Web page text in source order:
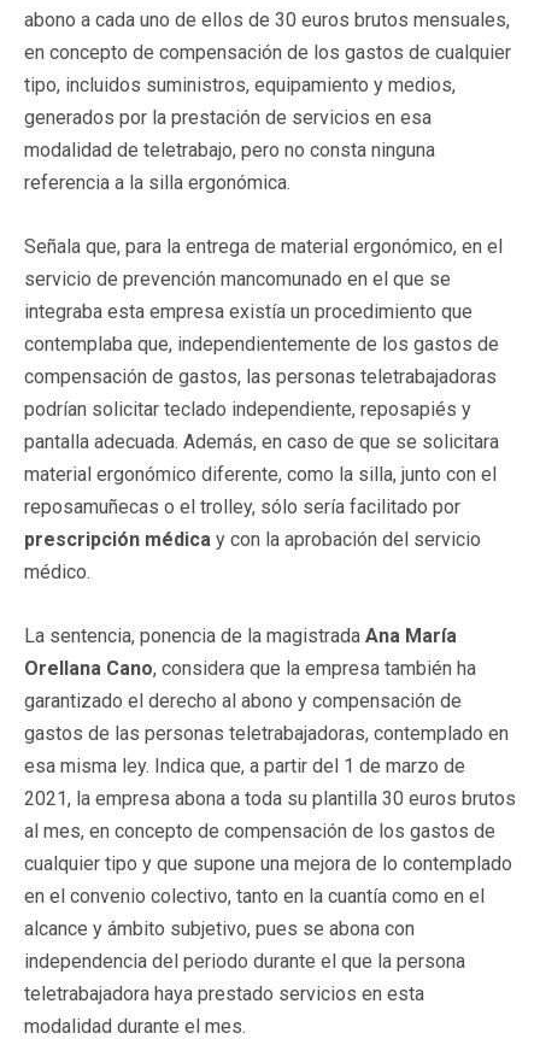
abono a cada uno de ellos de 30 euros brutos mensuales,
en concepto de compensación de los gastos de cualquier
tipo, incluidos suministros, equipamiento y medios,
generados por la prestación de servicios en esa
modalidad de teletrabajo, pero no consta ninguna
referencia a la silla ergonómica.
Señala que, para la entrega de material ergonómico, en el
servicio de prevención mancomunado en el que se
integraba esta empresa existía un procedimiento que
contemplaba que, independientemente de los gastos de
compensación de gastos, las personas teletrabajadoras
podrían solicitar teclado independiente, reposapiés y
pantalla adecuada. Además, en caso de que se solicitara
material ergonómico diferente, como la silla, junto con el
reposamuñecas o el trolley, sólo sería facilitado por
prescripción médica y con la aprobación del servicio
médico.
La sentencia, ponencia de la magistrada Ana María
Orellana Cano, considera que la empresa también ha
garantizado el derecho al abono y compensación de
gastos de las personas teletrabajadoras, contemplado en
esa misma ley. Indica que, a partir del 1 de marzo de
2021, la empresa abona a toda su plantilla 30 euros brutos
al mes, en concepto de compensación de los gastos de
cualquier tipo y que supone una mejora de lo contemplado
en el convenio colectivo, tanto en la cuantía como en el
alcance y ámbito subjetivo, pues se abona con
independencia del periodo durante el que la persona
teletrabajadora haya prestado servicios en esta
modalidad durante el mes.